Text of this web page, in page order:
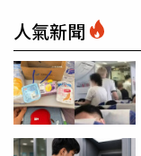
人氣新聞